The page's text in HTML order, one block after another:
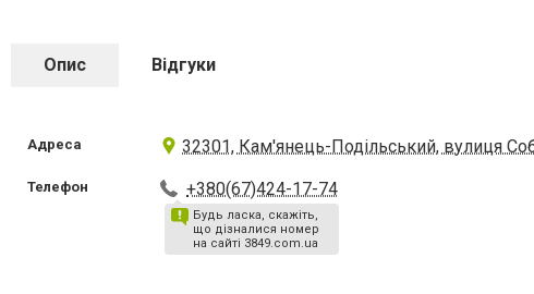
Опис Відгуки
Адреса 32301, Кам'янець-Подільський, вулиця
Телефон +380(67)424-17-74
Будь ласка, скажіть,
що дізналися номер
на сайті 3849.com.ua